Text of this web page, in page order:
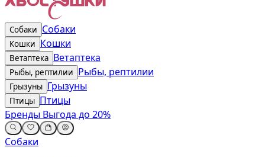
Собаки Собаки
Кошки Кошки
Ветаптека Ветаптека
Рыбы, рептилии Рыбы, рептилии
Грызуны Грызуны
Птицы Птицы
Бренды Выгода до 20%
Собаки